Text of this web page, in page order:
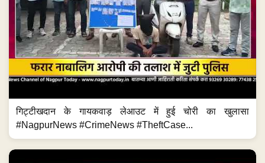
गिट्टीखदान के गायकवाड़ लेआउट में हुई चोरी का खुलासा
#NagpurNews #CrimeNews #TheftCase...